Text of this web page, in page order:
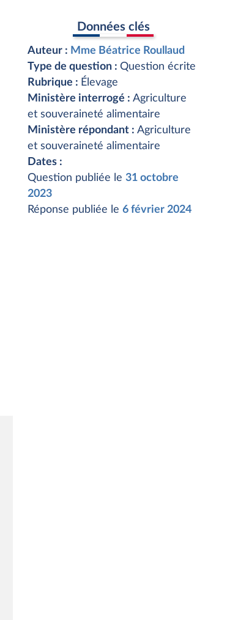
Données clés
Auteur : Mme Béatrice Roullaud
Type de question : Question écrite
Rubrique : Élevage
Ministère interrogé : Agriculture
et souveraineté alimentaire
Ministère répondant : Agriculture
et souveraineté alimentaire
Dates :
Question publiée le 31 octobre
2023
Réponse publiée le 6 février 2024